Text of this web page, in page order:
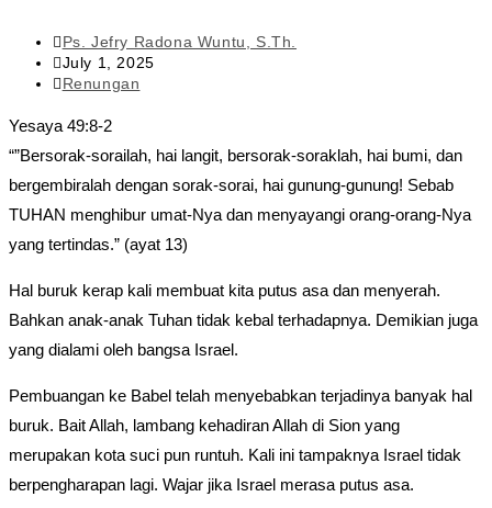
Post
author:
Ps. Jefry Radona Wuntu, S.Th.
Post
published:
July 1, 2025
Post
Renungan
Yesaya 49:8-2
“”Bersorak-sorailah, hai langit, bersorak-soraklah, hai bumi, dan
bergembiralah dengan sorak-sorai, hai gunung-gunung! Sebab
TUHAN menghibur umat-Nya dan menyayangi orang-orang-Nya
yang tertindas.” (ayat 13)
Hal buruk kerap kali membuat kita putus asa dan menyerah.
Bahkan anak-anak Tuhan tidak kebal terhadapnya. Demikian juga
yang dialami oleh bangsa Israel.
Pembuangan ke Babel telah menyebabkan terjadinya banyak hal
buruk. Bait Allah, lambang kehadiran Allah di Sion yang
merupakan kota suci pun runtuh. Kali ini tampaknya Israel tidak
berpengharapan lagi. Wajar jika Israel merasa putus asa.